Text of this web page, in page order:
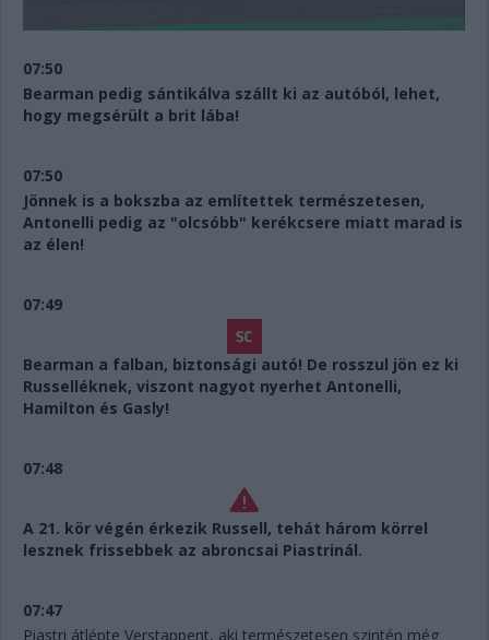
07:50
Bearman pedig sántikálva szállt ki az autóból, lehet,
hogy megsérült a brit lába!
07:50
Jönnek is a bokszba az említettek természetesen,
Antonelli pedig az "olcsóbb" kerékcsere miatt marad is
az élen!
07:49
Bearman a falban, biztonsági autó! De rosszul jön ez ki
Russelléknek, viszont nagyot nyerhet Antonelli,
Hamilton és Gasly!
07:48
A 21. kör végén érkezik Russell, tehát három körrel
lesznek frissebbek az abroncsai Piastrinál.
07:47
Piastri átlépte Verstappent, aki természetesen szintén még